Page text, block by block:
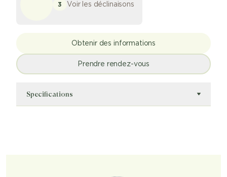
3 Voir les déclinaisons
Obtenir des informations
Prendre rendez-vous
Specifications